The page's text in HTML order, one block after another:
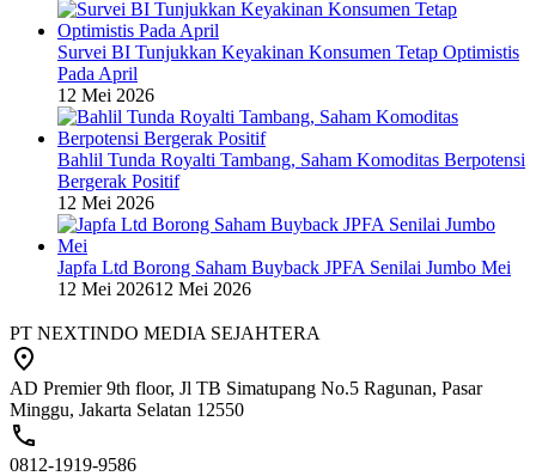
Survei BI Tunjukkan Keyakinan Konsumen Tetap Optimistis
Pada April
12 Mei 2026
Bahlil Tunda Royalti Tambang, Saham Komoditas Berpotensi
Bergerak Positif
12 Mei 2026
Japfa Ltd Borong Saham Buyback JPFA Senilai Jumbo Mei
12 Mei 202612 Mei 2026
PT NEXTINDO MEDIA SEJAHTERA
AD Premier 9th floor, Jl TB Simatupang No.5 Ragunan, Pasar
Minggu, Jakarta Selatan 12550
0812-1919-9586